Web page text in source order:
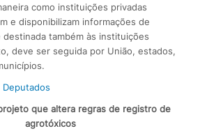
como instituições privadas
e disponibilizam informações de
destinada também às instituições
deve ser seguida por União, estados,
Deputados
que altera regras de registro de
agrotóxicos